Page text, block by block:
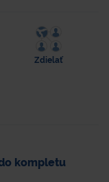
Zdielať
kompletu